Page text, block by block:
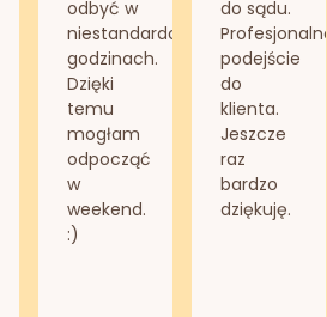
odbyć w
niestandardowych
godzinach.
Dzięki
temu
mogłam
odpocząć
w
weekend.
:)
do sądu.
Profesjonalne
podejście
do
klienta.
Jeszcze
raz
bardzo
dziękuję.